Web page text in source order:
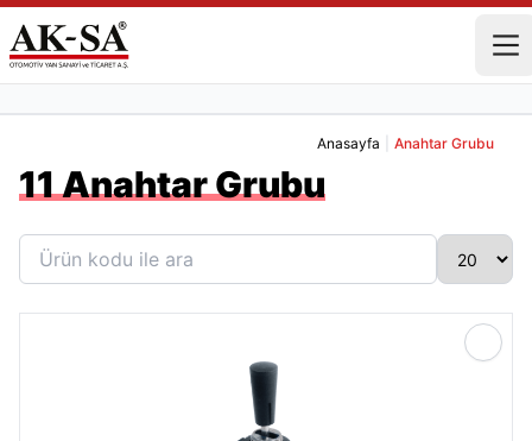
Anasayfa Anahtar Grubu
11 Anahtar Grubu